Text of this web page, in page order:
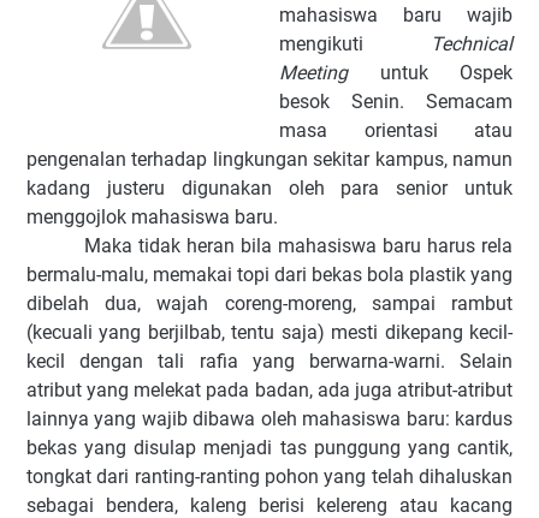
mahasiswa baru wajib
mengikuti
Technical
Meetinguntuk Ospek
besok Senin. Semacam
masa orientasi atau
pengenalan terhadap lingkungan sekitar kampus,namun
kadang justeru digunakan oleh para senior untuk
menggojlok mahasiswa baru.
Maka tidak heran bila mahasiswa baru harus rela
bermalu-malu, memakai topi dari bekas bola plastik yang
dibelah dua, wajah coreng-moreng, sampai rambut
(kecuali yang berjilbab, tentu saja) mesti dikepang kecil-
kecil dengan tali rafia yang berwarna-warni. Selain
atribut yang melekat pada badan, ada juga atribut-atribut
lainnya yang wajib dibawa oleh mahasiswa baru: kardus
bekas yang disulap menjadi tas punggung yang cantik,
tongkat dari ranting-ranting pohon yang telah dihaluskan
sebagai bendera, kaleng berisi kelereng atau kacang